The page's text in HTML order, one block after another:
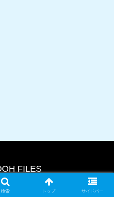
FILES
POOH FILES.
検索 トップ サイドバー